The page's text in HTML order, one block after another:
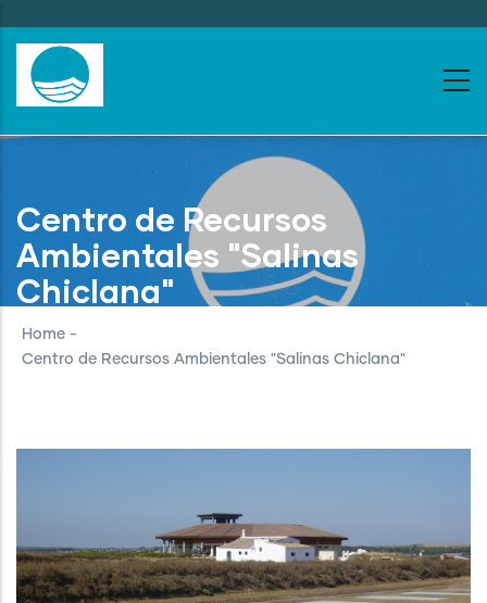
to
main
content
Centro de Recursos
Ambientales "Salinas
Chiclana"
Home -
Centro de Recursos Ambientales "Salinas Chiclana"